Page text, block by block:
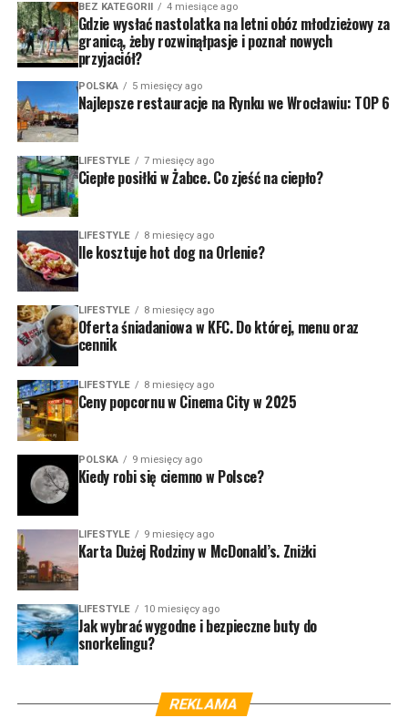
BEZ KATEGORII 4 miesiące ago
Gdzie wysłać nastolatka na letni obóz młodzieżowy za
granicą, żeby rozwinąłpasje i poznał nowych
przyjaciół?
POLSKA 5 miesięcy ago
Najlepsze restauracje na Rynku we Wrocławiu: TOP 6
LIFESTYLE 7 miesięcy ago
Ciepłe posiłki w Żabce. Co zjeść na ciepło?
LIFESTYLE 8 miesięcy ago
Ile kosztuje hot dog na Orlenie?
LIFESTYLE 8 miesięcy ago
Oferta śniadaniowa w KFC. Do której, menu oraz
cennik
LIFESTYLE 8 miesięcy ago
Ceny popcornu w Cinema City w 2025
POLSKA 9 miesięcy ago
Kiedy robi się ciemno w Polsce?
LIFESTYLE 9 miesięcy ago
Karta Dużej Rodziny w McDonald’s. Zniżki
LIFESTYLE 10 miesięcy ago
Jak wybrać wygodne i bezpieczne buty do
snorkelingu?
REKLAMA